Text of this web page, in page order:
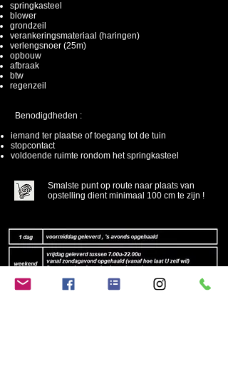
springkasteel
blower
grondzeil
verankeringsmateriaal (haringen)
verlengsnoer (25m)
opbouw
afbraak
btw
regenzeil
Benodigdheden :
iemand ter plaatse of toegang tot de tuin
stopcontact
voldoende ruimte rondom het springkasteel
Smalste punt op route naar plaats van
opstelling dient minimaal 100 cm te zijn !